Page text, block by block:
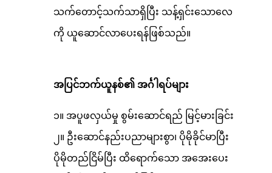
သက်တောင့်သက်သာရှိပြီး သန့်ရှင်းသောလေ
ကို ယူဆောင်လာပေးရန်ဖြစ်သည်။
အပြင်ဘက်ယူနစ်၏ အင်္ဂါရပ်များ
၁။ အပူဖလှယ်မှု စွမ်းဆောင်ရည် မြင့်မားခြင်း
၂။ ဦးဆောင်နည်းပညာများစွာ၊ ပိုမိုခိုင်မာပြီး
ပိုမိုတည်ငြိမ်ပြီး ထိရောက်သော အအေးပေး